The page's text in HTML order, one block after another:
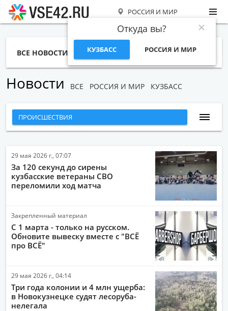
РОССИЯ И МИР
Откуда вы?
КУЗБАСС РОССИЯ И МИР
ВСЕ НОВОСТИ СТАТЬИ ТЕМЫ ФОТО
Новости ВСЕ РОССИЯ И МИР КУЗБАСС
ВСЕ НОВОСТИ
НАРОДНЫЕ НОВОСТИ
НОВОСТИ С ВИДЕО
НОВОСТИ КОМПАНИЙ
СПОРТ
ОБЩЕСТВО
ЭКОНОМИКА
ПРОИСШЕСТВИЯ
АВТО-МОТО
29 мая 2026 г., 07:07
За 120 секунд до сирены
кузбасские ветераны СВО
переломили ход матча
Закрепленный материал
С 1 марта - только на русском.
Обновите вывеску вместе с "ВСЁ
про ВСЁ"
29 мая 2026 г., 04:14
Три года колонии и 4 млн ущерба:
в Новокузнецке судят лесоруба-
нелегала